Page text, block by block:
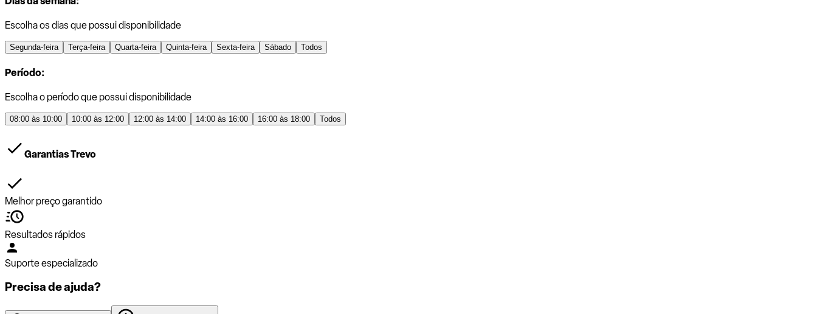
Escolha os dias que possui disponibilidade
Segunda-feira Terça-feira Quarta-feira Quinta-feira Sexta-feira Sábado Todos
Período:
Escolha o período que possui disponibilidade
08:00 às 10:00 10:00 às 12:00 12:00 às 14:00 14:00 às 16:00 16:00 às 18:00 Todos
Garantias Trevo
Melhor preço garantido
Resultados rápidos
Suporte especializado
Precisa de ajuda?